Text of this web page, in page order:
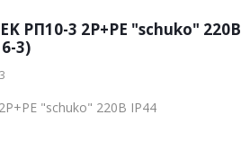
РП10-3 2Р+РЕ "schuko" 220В
3)
"schuko" 220В IP44